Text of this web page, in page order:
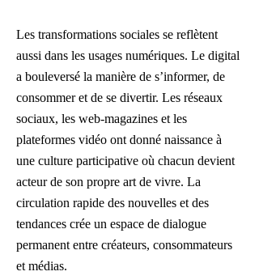
Les transformations sociales se reflètent
aussi dans les usages numériques. Le digital
a bouleversé la manière de s’informer, de
consommer et de se divertir. Les réseaux
sociaux, les web-magazines et les
plateformes vidéo ont donné naissance à
une culture participative où chacun devient
acteur de son propre art de vivre. La
circulation rapide des nouvelles et des
tendances crée un espace de dialogue
permanent entre créateurs, consommateurs
et médias.